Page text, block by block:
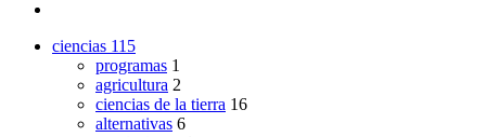
ciencias 115
programas 1
agricultura 2
ciencias de la tierra 16
alternativas 6